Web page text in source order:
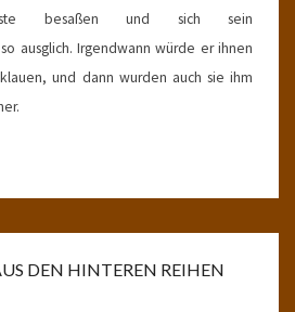
besaßen und sich sein
ausglich. Irgendwann würde er ihnen
und dann wurden auch sie ihm
DEN HINTEREN REIHEN